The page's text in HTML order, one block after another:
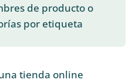
de producto o
por etiqueta
tienda online